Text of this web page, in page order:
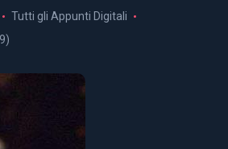
Tutti gli Appunti Digitali